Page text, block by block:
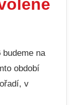
budeme na
období
v